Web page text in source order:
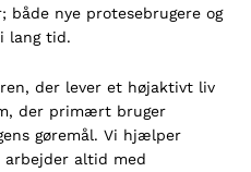
både nye protesebrugere og
lang tid.
der lever et højaktivt liv
der primært bruger
gøremål. Vi hjælper
arbejder altid med